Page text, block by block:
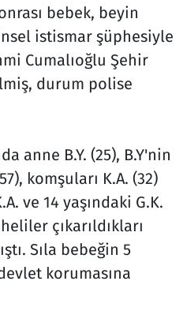
bebek, beyin
istismar şüphesiyle
Cumalıoğlu Şehir
durum polise
anne B.Y. (25), B.Y'nin
komşuları K.A. (32)
ve 14 yaşındaki G.K.
çıkarıldıkları
Sıla bebeğin 5
korumasına